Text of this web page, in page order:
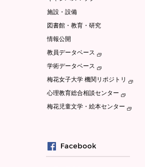
施設・設備
図書館・教育・研究
情報公開
教員データベース
学術データベース
梅花女子大学 機関リポジトリ
心理教育総合相談センター
梅花児童文学・絵本センター